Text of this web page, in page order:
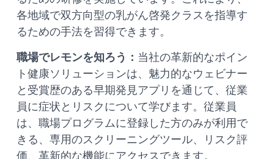
各地域で双方向型の乳がん啓発クラスを指導す
るための手法を習得できます。
職場でレモンを知ろう： 当社の革新的なポイン
ト健康ソリューションは、魅力的なウェビナー
と受賞歴のある早期発見アプリを通じて、従業
員に症状とリスクについて学びます。従業員
は、職場プログラムに登録した方のみが利用で
きる、専用のスクリーニングツール、リスク評
価、革新的な機能にアクセスできます。